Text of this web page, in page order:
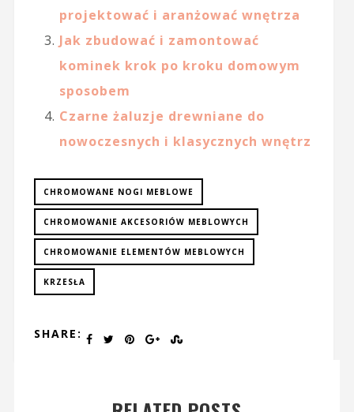
projektować i aranżować wnętrza
Jak zbudować i zamontować
kominek krok po kroku domowym
sposobem
Czarne żaluzje drewniane do
nowoczesnych i klasycznych wnętrz
CHROMOWANE NOGI MEBLOWE
CHROMOWANIE AKCESORIÓW MEBLOWYCH
CHROMOWANIE ELEMENTÓW MEBLOWYCH
KRZESŁA
SHARE: